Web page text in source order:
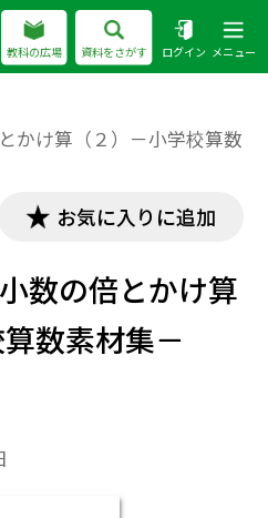
教科の広場 資料をさがす ログイン メニュー
かけ算（２）－小学校算数
お気に入りに追加
数の倍とかけ算
算数素材集－